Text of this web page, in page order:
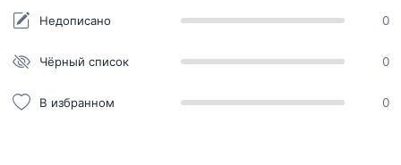
Недописано 0
Чёрный список 0
В избранном 0